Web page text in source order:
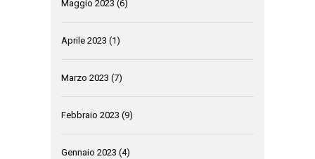
Maggio 2023 (6)
Aprile 2023 (1)
Marzo 2023 (7)
Febbraio 2023 (9)
Gennaio 2023 (4)